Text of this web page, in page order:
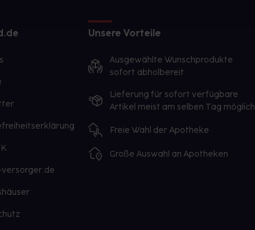
Unsere Vorteile
Ausgewählte Wunschprodukte
sofort abholbereit
Lieferung für sofort verfügbare
Artikel meist am selben Tag möglich
Freie Wahl der Apotheke
Große Auswahl an Apotheken